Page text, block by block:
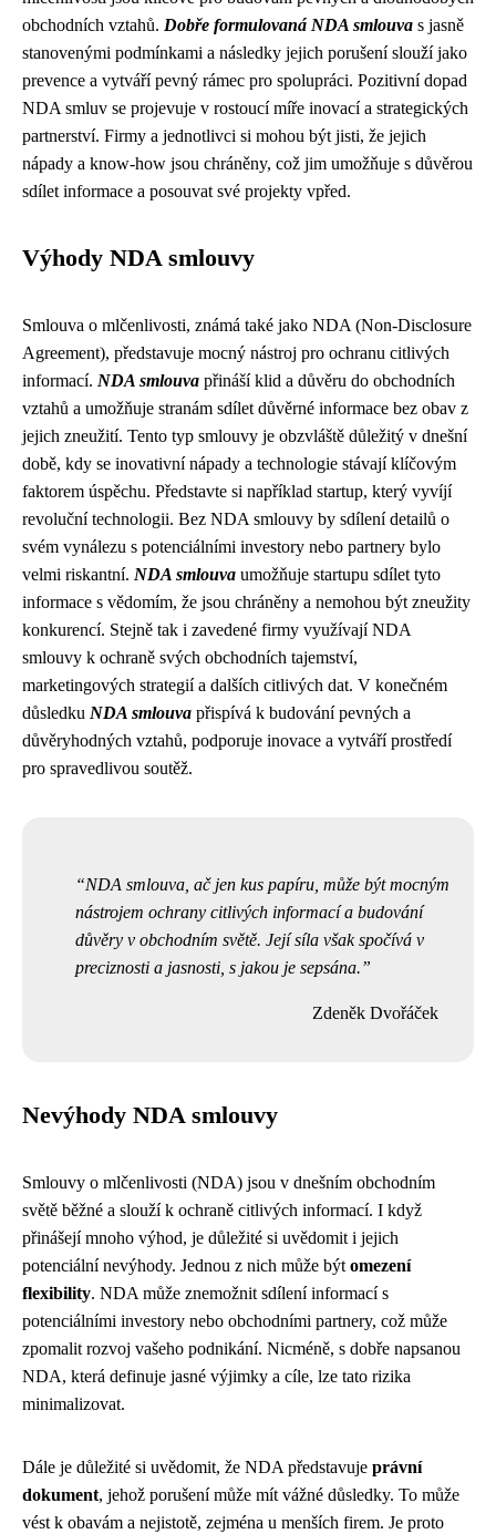
obchodních vztahů. Dobře formulovaná NDA smlouva s jasně
stanovenými podmínkami a následky jejich porušení slouží jako
prevence a vytváří pevný rámec pro spolupráci. Pozitivní dopad
NDA smluv se projevuje v rostoucí míře inovací a strategických
partnerství. Firmy a jednotlivci si mohou být jisti, že jejich
nápady a know-how jsou chráněny, což jim umožňuje s důvěrou
sdílet informace a posouvat své projekty vpřed.
Výhody NDA smlouvy
Smlouva o mlčenlivosti, známá také jako NDA (Non-Disclosure
Agreement), představuje mocný nástroj pro ochranu citlivých
informací. NDA smlouva přináší klid a důvěru do obchodních
vztahů a umožňuje stranám sdílet důvěrné informace bez obav z
jejich zneužití. Tento typ smlouvy je obzvláště důležitý v dnešní
době, kdy se inovativní nápady a technologie stávají klíčovým
faktorem úspěchu. Představte si například startup, který vyvíjí
revoluční technologii. Bez NDA smlouvy by sdílení detailů o
svém vynálezu s potenciálními investory nebo partnery bylo
velmi riskantní. NDA smlouva umožňuje startupu sdílet tyto
informace s vědomím, že jsou chráněny a nemohou být zneužity
konkurencí. Stejně tak i zavedené firmy využívají NDA
smlouvy k ochraně svých obchodních tajemství,
marketingových strategií a dalších citlivých dat. V konečném
důsledku NDA smlouva přispívá k budování pevných a
důvěryhodných vztahů, podporuje inovace a vytváří prostředí
pro spravedlivou soutěž.
NDA smlouva, ač jen kus papíru, může být mocným
nástrojem ochrany citlivých informací a budování
důvěry v obchodním světě. Její síla však spočívá v
preciznosti a jasnosti, s jakou je sepsána.
Zdeněk Dvořáček
Nevýhody NDA smlouvy
Smlouvy o mlčenlivosti (NDA) jsou v dnešním obchodním
světě běžné a slouží k ochraně citlivých informací. I když
přinášejí mnoho výhod, je důležité si uvědomit i jejich
potenciální nevýhody. Jednou z nich může být omezení
flexibility. NDA může znemožnit sdílení informací s
potenciálními investory nebo obchodními partnery, což může
zpomalit rozvoj vašeho podnikání. Nicméně, s dobře napsanou
NDA, která definuje jasné výjimky a cíle, lze tato rizika
minimalizovat.
Dále je důležité si uvědomit, že NDA představuje právní
dokument, jehož porušení může mít vážné důsledky. To může
vést k obavám a nejistotě, zejména u menších firem. Je proto